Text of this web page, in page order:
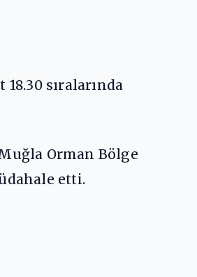
sıralarında
Orman Bölge
etti.